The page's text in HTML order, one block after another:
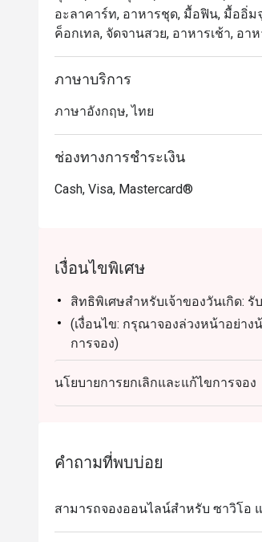
อะลาคาร์ท, อาหารชุด, มื้อฟิน, มื้ออิ่ม
ค็อกเทล, จัดจานสวย, อาหารเช้า, อา
ภาษาบริการ
ภาษาอังกฤษ, ไทย
ช่องทางการชำระเงิน
Cash, Visa, Mastercard®
เงื่อนไขพิเศษ
สิทธิพิเศษสำหรับเจ้าของวันเกิด: รั
(เงื่อนไข: กรุณาจองล่วงหน้าอย่าง
การจอง)
นโยบายการยกเลิกและแก้ไขการจอง
คำถามที่พบบ่อย
สามารถจองออนไลน์สำหรับ ซาวิโอ